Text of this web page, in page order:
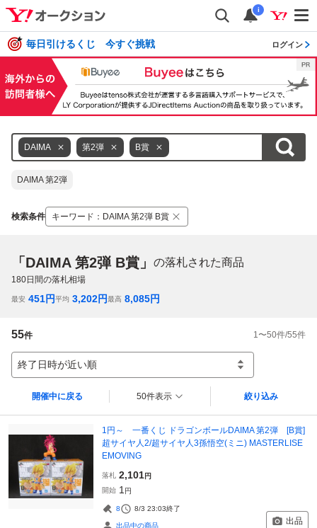
i
毎日引けるくじ 今すぐ挑戦 ログイン
DAIMA 第2弾 B賞
DAIMA 第2弾
検索条件 キーワード ： DAIMA 第2弾 B賞
「DAIMA 第2弾 B賞」 の落札された商品
180日間の落札相場
最安 451円平均 3,202円最高 8,085円
55件 1 〜50件/55件
終了日時が近い順
開催中に戻る 50件表示 絞り込み
1円～ 一番くじ ドラゴンボールDAIMA 第2弾 [B賞]
超サイヤ人2/超サイヤ人3孫悟空(ミニ) MASTERLISE
EMOVING
落札 2,101円
開始 1 円
8 8/3 23:03終了
出品中の商品 出品